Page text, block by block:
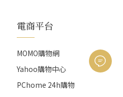
電商平台
MOMO購物網
Yahoo購物中心
PChome 24h購物